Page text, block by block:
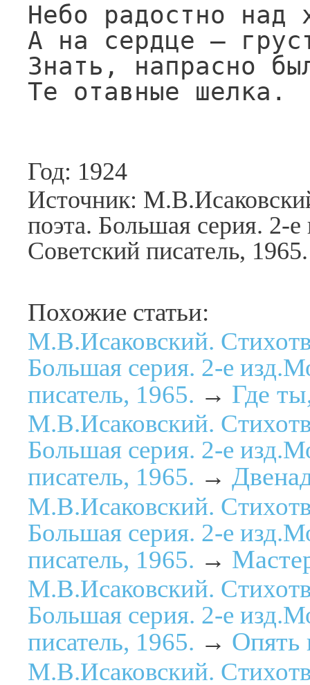
Небо радостно над
А на сердце —
Знать, напрасно
Те отавные шелка.
Год: 1924
Источник:
поэта. Большая серия. 2-
Советский писатель, 1965.
Похожие статьи:
М.В.Исаковский.
Большая серия. 2-е
писатель, 1965. → Где
М.В.Исаковский.
Большая серия. 2-е
писатель, 1965. →
М.В.Исаковский.
Большая серия. 2-е
писатель, 1965. →
М.В.Исаковский.
Большая серия. 2-е
писатель, 1965. → Опять
М.В.Исаковский.